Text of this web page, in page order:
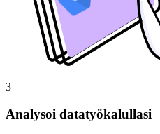
3
Analysoi datatyökalullasi